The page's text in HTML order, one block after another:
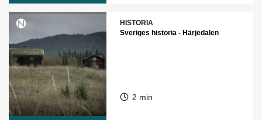
HISTORIA
Sveriges historia - Härjedalen
2 min